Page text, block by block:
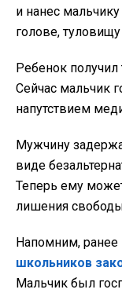
и нанес
голове,
Ребенок
Сейчас мальчик
напутствием
Мужчину
виде
Теперь ему
лишения
Напомним, ранее
школьников
Мальчик был